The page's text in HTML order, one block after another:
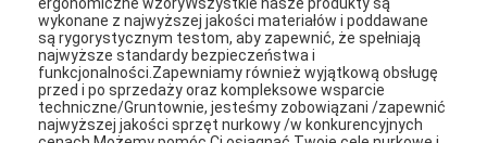
wykonane z najwyższej jakości materiałów i poddawane
są rygorystycznym testom, aby zapewnić, że spełniają
najwyższe standardy bezpieczeństwa i
funkcjonalności.Zapewniamy również wyjątkową obsługę
przed i po sprzedaży oraz kompleksowe wsparcie
techniczne/Gruntownie, jesteśmy zobowiązani /zapewnić
najwyższej jakości sprzęt nurkowy /w konkurencyjnych